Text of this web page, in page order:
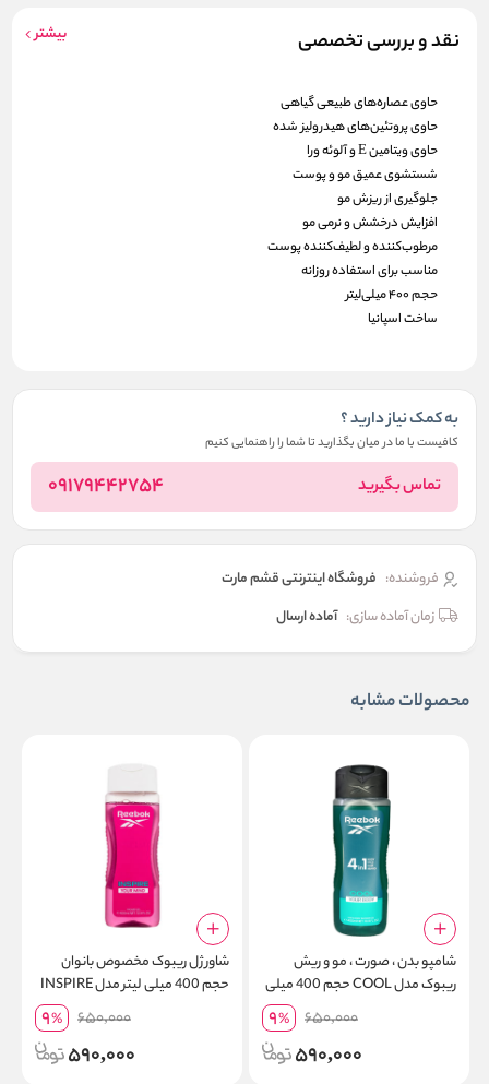
نقد و بررسی تخصصی بیشتر
حاوی عصاره‌های طبیعی گیاهی
حاوی پروتئین‌های هیدرولیز شده
حاوی ویتامین E و آلوئه ورا
شستشوی عمیق مو و پوست
جلوگیری از ریزش مو
افزایش درخشش و نرمی مو
مرطوب‌کننده و لطیف‌کننده پوست
مناسب برای استفاده روزانه
حجم 400 میلی‌لیتر
ساخت اسپانیا
به کمک نیاز دارید ؟
کافیست با ما در میان بگذارید تا شما را راهنمایی کنیم
تماس بگیرید 09179442754
فروشنده: فروشگاه اینترنتی قشم مارت
زمان آماده سازی: آماده ارسال
محصولات مشابه
شامپو بدن ، صورت ، مو و ریش
ریبوک مدل COOL حجم 400 میلی
650,000
9%
590,000
شاور ژل ریبوک مخصوص بانوان
حجم 400 میلی لیتر مدل INSPIRE
650,000
9%
590,000